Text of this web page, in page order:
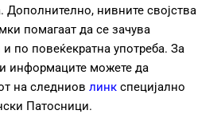
Дополнително, нивните својства
помагаат да се зачува
и по повеќекратна употреба. За
информаците можете да
на следниов линк специјално
Патосници.